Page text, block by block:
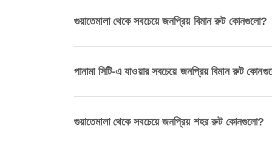
গুয়াতেমালা থেকে সবচেয়ে জনপ্রিয় বিমান রুট কোনগুলো?
পানামা সিটি-এ যাওয়ার সবচেয়ে জনপ্রিয় বিমান রুট
গুয়াতেমালা থেকে সবচেয়ে জনপ্রিয় শহর রুট কোনগুলো?